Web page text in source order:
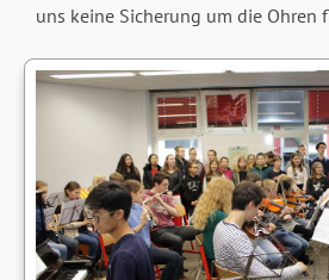
uns keine Sicherung um die Ohren